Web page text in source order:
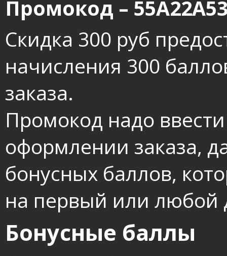
Промокод –
Скидка 300 руб
начисления 300
заказа.
Промокод надо
оформлении заказа,
бонусных баллов,
на первый или любой
Бонусные баллы